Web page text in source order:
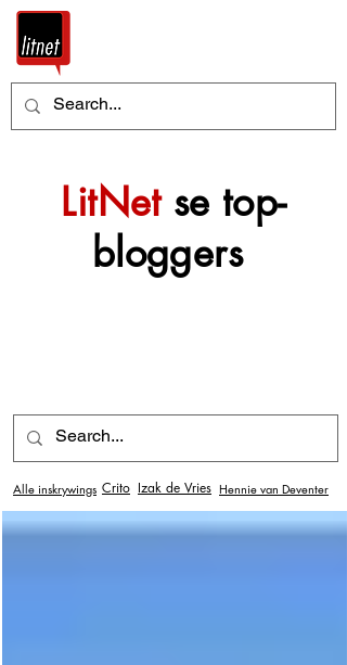
LitNetse top-
bloggers
Alle inskrywings Crito Izak de Vries Hennie van Deventer